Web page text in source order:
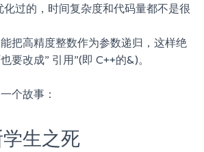
化过的，时间复杂度和代码量都不是很
把高精度整数作为参数递归，这样绝
要改成” 引用”(即 C++的&)。
个故事：
生之死